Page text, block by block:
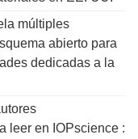
múltiples
abierto para
dedicadas a la
leer en IOPscience :